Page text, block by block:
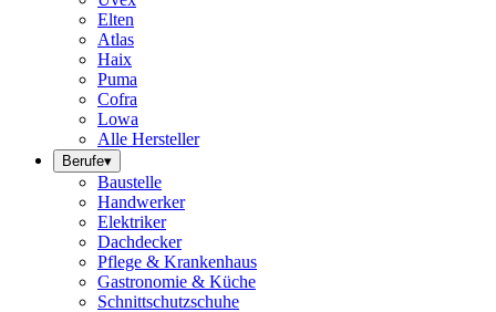
Elten
Atlas
Haix
Puma
Cofra
Lowa
Alle Hersteller
Berufe▾
Baustelle
Handwerker
Elektriker
Dachdecker
Pflege & Krankenhaus
Gastronomie & Küche
Schnittschutzschuhe